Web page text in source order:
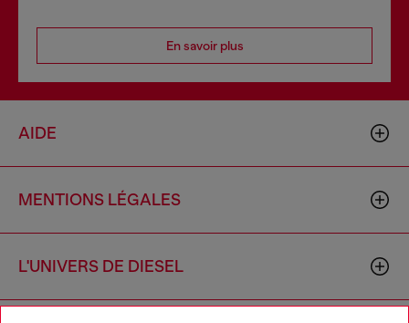
En savoir plus
AIDE
MENTIONS LÉGALES
L'UNIVERS DE DIESEL